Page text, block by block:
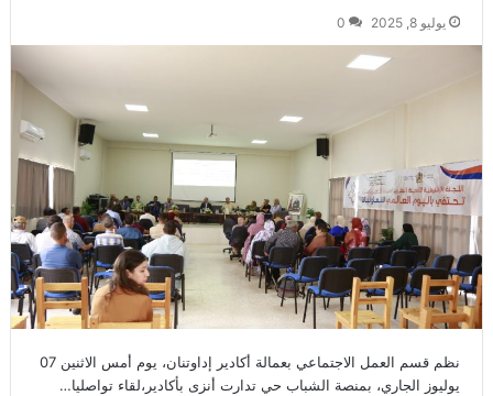
يوليو 8, 2025 0
نظم قسم العمل الاجتماعي بعمالة أكادير إداوتنان، يوم أمس الاثنين 07
يوليوز الجاري، بمنصة الشباب حي تدارت أنزى بأكادير،لقاء تواصليا…